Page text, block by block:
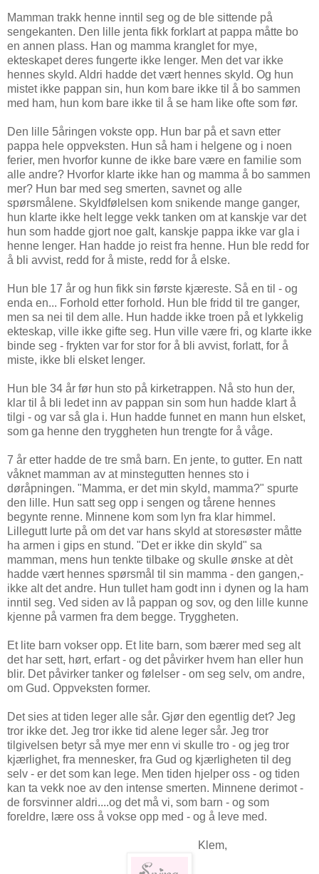
Mamman trakk henne inntil seg og de ble sittende på
sengekanten. Den lille jenta fikk forklart at pappa måtte bo
en annen plass. Han og mamma kranglet for mye,
ekteskapet deres fungerte ikke lenger. Men det var ikke
hennes skyld. Aldri hadde det vært hennes skyld. Og hun
mistet ikke pappan sin, hun kom bare ikke til å bo sammen
med ham, hun kom bare ikke til å se ham like ofte som før.
Den lille 5åringen vokste opp. Hun bar på et savn etter
pappa hele oppveksten. Hun så ham i helgene og i noen
ferier, men hvorfor kunne de ikke bare være en familie som
alle andre? Hvorfor klarte ikke han og mamma å bo sammen
mer? Hun bar med seg smerten, savnet og alle
spørsmålene. Skyldfølelsen kom snikende mange ganger,
hun klarte ikke helt legge vekk tanken om at kanskje var det
hun som hadde gjort noe galt, kanskje pappa ikke var gla i
henne lenger. Han hadde jo reist fra henne. Hun ble redd for
å bli avvist, redd for å miste, redd for å elske.
Hun ble 17 år og hun fikk sin første kjæreste. Så en til - og
enda en... Forhold etter forhold. Hun ble fridd til tre ganger,
men sa nei til dem alle. Hun hadde ikke troen på et lykkelig
ekteskap, ville ikke gifte seg. Hun ville være fri, og klarte ikke
binde seg - frykten var for stor for å bli avvist, forlatt, for å
miste, ikke bli elsket lenger.
Hun ble 34 år før hun sto på kirketrappen. Nå sto hun der,
klar til å bli ledet inn av pappan sin som hun hadde klart å
tilgi - og var så gla i. Hun hadde funnet en mann hun elsket,
som ga henne den tryggheten hun trengte for å våge.
7 år etter hadde de tre små barn. En jente, to gutter. En natt
våknet mamman av at minstegutten hennes sto i
døråpningen. "Mamma, er det min skyld, mamma?" spurte
den lille. Hun satt seg opp i sengen og tårene hennes
begynte renne. Minnene kom som lyn fra klar himmel.
Lillegutt lurte på om det var hans skyld at storesøster måtte
ha armen i gips en stund. "Det er ikke din skyld" sa
mamman, mens hun tenkte tilbake og skulle ønske at dèt
hadde vært hennes spørsmål til sin mamma - den gangen,-
ikke alt det andre. Hun tullet ham godt inn i dynen og la ham
inntil seg. Ved siden av lå pappan og sov, og den lille kunne
kjenne på varmen fra dem begge. Tryggheten.
Et lite barn vokser opp. Et lite barn, som bærer med seg alt
det har sett, hørt, erfart - og det påvirker hvem han eller hun
blir. Det påvirker tanker og følelser - om seg selv, om andre,
om Gud. Oppveksten former.
Det sies at tiden leger alle sår. Gjør den egentlig det? Jeg
tror ikke det. Jeg tror ikke tid alene leger sår. Jeg tror
tilgivelsen betyr så mye mer enn vi skulle tro - og jeg tror
kjærlighet, fra mennesker, fra Gud og kjærligheten til deg
selv - er det som kan lege. Men tiden hjelper oss - og tiden
kan ta vekk noe av den intense smerten. Minnene derimot -
de forsvinner aldri....og det må vi, som barn - og som
foreldre, lære oss å vokse opp med - og å leve med.
Klem,